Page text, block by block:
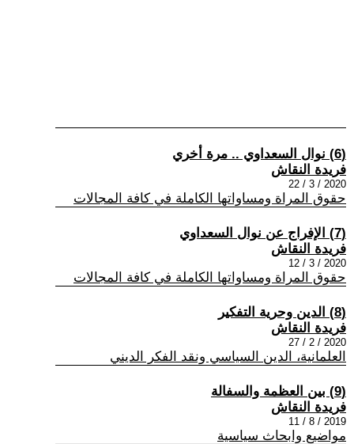
(6) نوال السعداوي .. مرة أخري
فريدة النقاش
2020 / 3 / 22
حقوق المراة ومساواتها الكاملة في كافة المجالات
(7) الإفراج عن نوال السعداوي
فريدة النقاش
2020 / 3 / 12
حقوق المراة ومساواتها الكاملة في كافة المجالات
(8) الدين وحرية التفكير
فريدة النقاش
2020 / 2 / 27
العلمانية، الدين السياسي ونقد الفكر الديني
(9) بين العظمة والسفالة
فريدة النقاش
2019 / 8 / 11
مواضيع وابحاث سياسية